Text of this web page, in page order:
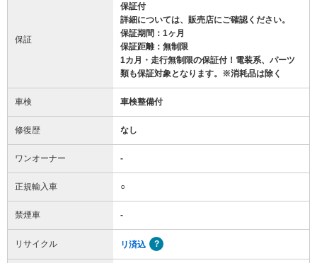
保証
保証付
詳細については、販売店にご確認ください。
保証期間：1ヶ月
保証距離：無制限
1カ月・走行無制限の保証付！電装系、パーツ
類も保証対象となります。※消耗品は除く
車検 車検整備付
修復歴 なし
ワンオーナー -
正規輸入車 ○
禁煙車 -
リサイクル リ済込